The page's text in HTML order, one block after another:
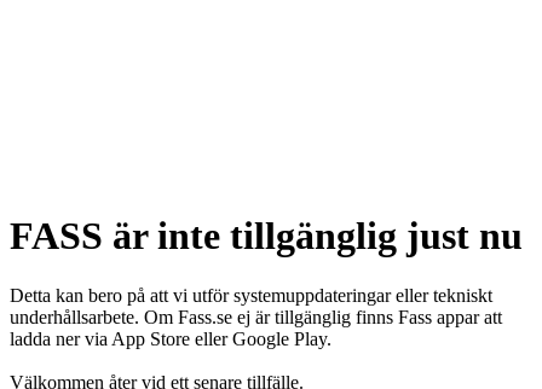
FASS är inte tillgänglig just nu
Detta kan bero på att vi utför systemuppdateringar eller tekniskt
underhållsarbete. Om Fass.se ej är tillgänglig finns Fass appar att
ladda ner via App Store eller Google Play.
Välkommen åter vid ett senare tillfälle.